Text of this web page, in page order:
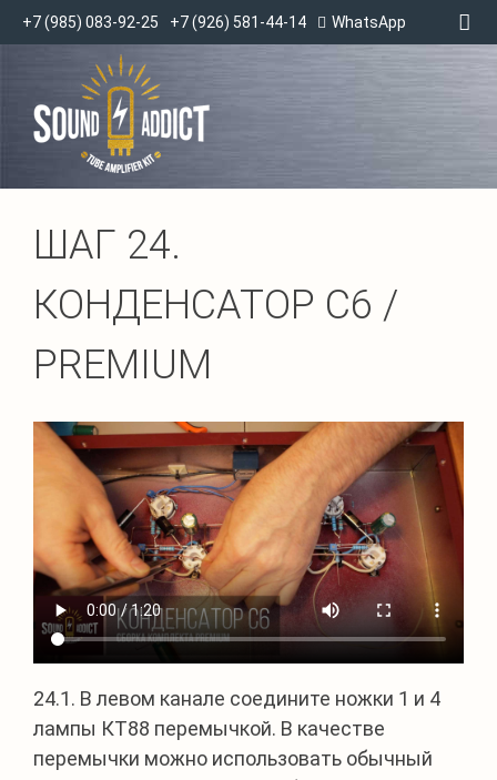
+7 (985) 083-92-25 +7 (926) 581-44-14 WhatsApp
ШАГ 24.
КОНДЕНСАТОР C6 /
PREMIUM
24.1. В левом канале соедините ножки 1 и 4
лампы КТ88 перемычкой. В качестве
перемычки можно использовать обычный